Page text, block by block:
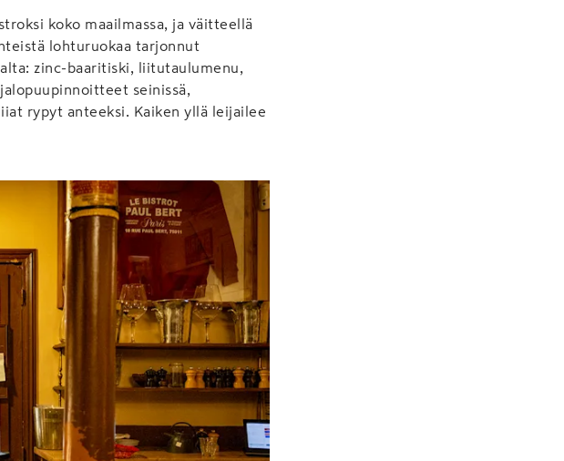
koko maailmassa, ja väitteellä
lohturuokaa tarjonnut
zinc-baaritiski, liitutaulumenu,
seinissä,
rypyt anteeksi. Kaiken yllä leijailee